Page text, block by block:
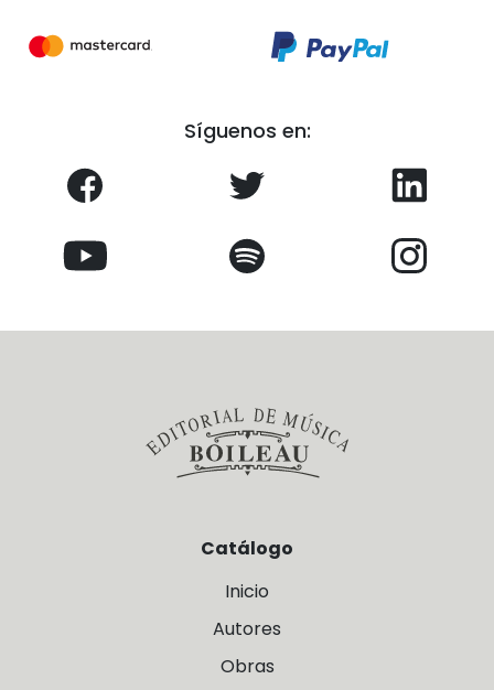
Síguenos en:
Catálogo
Inicio
Autores
Obras